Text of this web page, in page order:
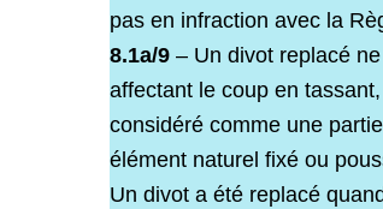
pas en infraction avec la
8.1a/9 – Un divot replacé
affectant le coup en
considéré comme une
élément naturel fixé ou
Un divot a été replacé